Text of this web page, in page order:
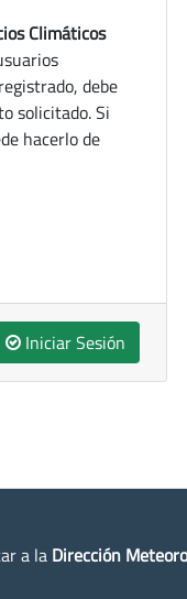
Climáticos
debe
solicitado. Si
hacerlo de
Iniciar Sesión
a la Dirección